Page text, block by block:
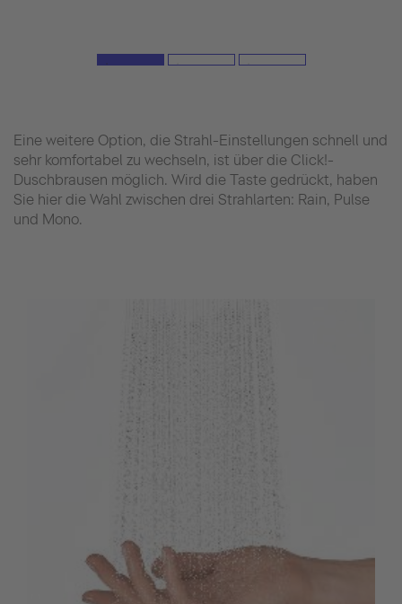
Eine weitere Option, die Strahl-Einstellungen schnell und
sehr komfortabel zu wechseln, ist über die Click!-
Duschbrausen möglich. Wird die Taste gedrückt, haben
Sie hier die Wahl zwischen drei Strahlarten: Rain, Pulse
und Mono.